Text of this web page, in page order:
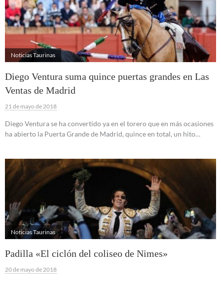
Noticias Taurinas
Diego Ventura suma quince puertas grandes en Las
Ventas de Madrid
21 de mayo de 2018
Diego Ventura se ha convertido ya en el torero que en más ocasiones
ha abierto la Puerta Grande de Madrid, quince en total, un hito…
Noticias Taurinas
Padilla «El ciclón del coliseo de Nimes»
20 de mayo de 2018